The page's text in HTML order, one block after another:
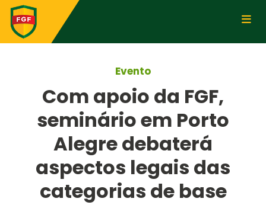
Evento
Com apoio da FGF,
seminário em Porto
Alegre debaterá
aspectos legais das
categorias de base